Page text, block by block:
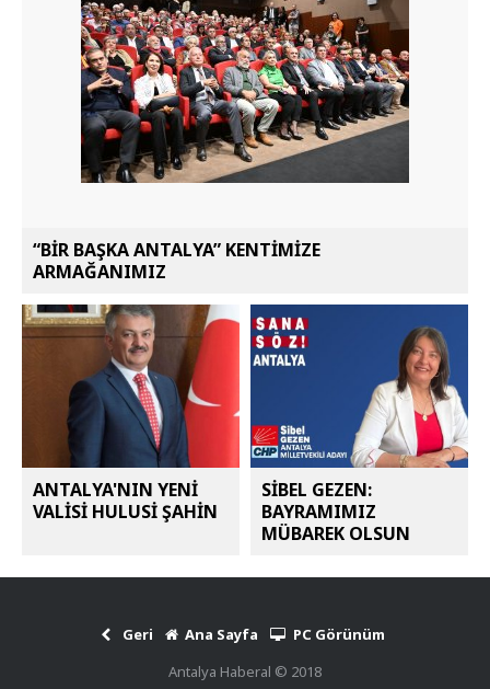
“BİR BAŞKA ANTALYA” KENTİMİZE
ARMAĞANIMIZ
ANTALYA'NIN YENİ
VALİSİ HULUSİ ŞAHİN
SİBEL GEZEN:
BAYRAMIMIZ
MÜBAREK OLSUN
Geri Ana Sayfa
PC Görünüm
Antalya Haberal © 2018